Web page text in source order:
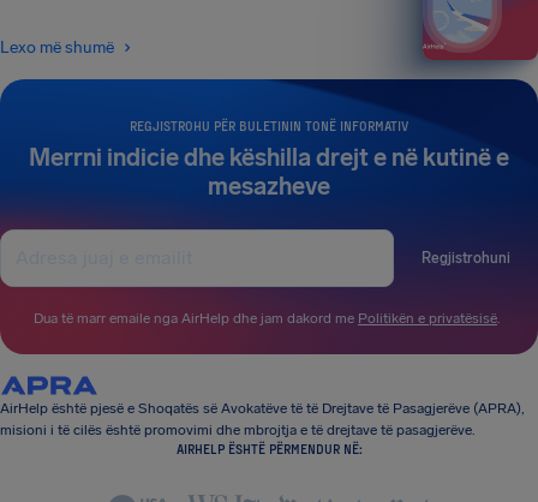
REGJISTROHU PËR BULETININ TONË INFORMATIV
Merrni indicie dhe këshilla drejt e në kutinë e
mesazheve
Regjistrohuni
Dua të marr emaile nga AirHelp dhe jam dakord me Politikën e privatësisë.
Lexo më shumë
AirHelp është pjesë e Shoqatës së Avokatëve të të Drejtave të Pasagjerëve (APRA),
misioni i të cilës është promovimi dhe mbrojtja e të drejtave të pasagjerëve.
AIRHELP ËSHTË PËRMENDUR NË: